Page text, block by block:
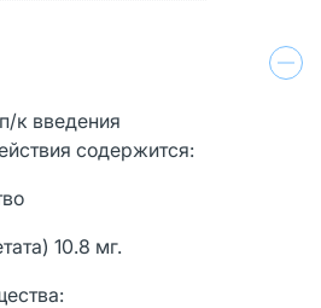
к введения
содержится:
10.8 мг.